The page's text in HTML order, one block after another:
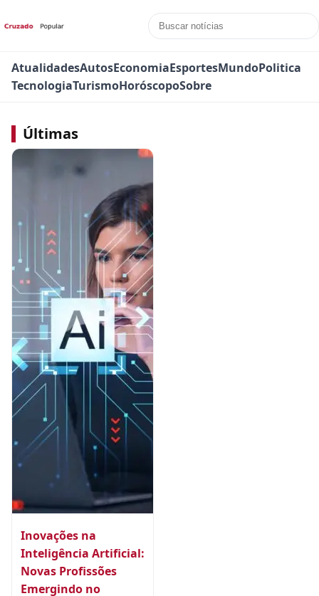
AtualidadesAutosEconomiaEsportesMundoPolitica
TecnologiaTurismoHoróscopoSobre
Últimas
Inovações na
Inteligência Artificial:
Novas Profissões
Emergindo no